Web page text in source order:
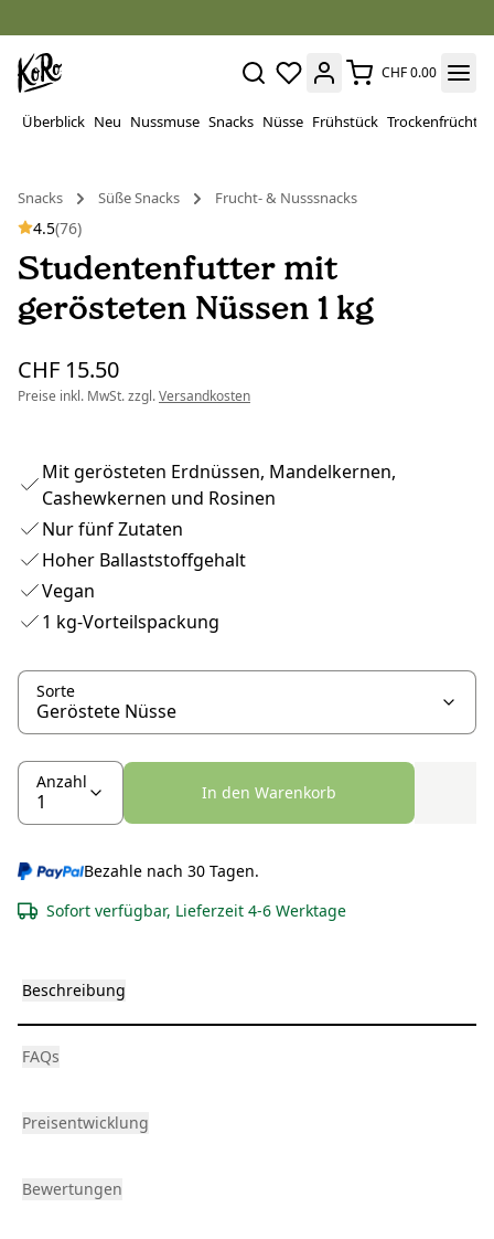
CHF 0.00
Überblick Neu Nussmuse Snacks Nüsse Frühstück Trockenfrüchte
Snacks
Süße Snacks Frucht- & Nusssnacks
4.5(76)
Studentenfutter mit
gerösteten Nüssen 1 kg
CHF 15.50
Preise inkl. MwSt. zzgl.Versandkosten
Mit gerösteten Erdnüssen, Mandelkernen,
Cashewkernen und Rosinen
Nur fünf Zutaten
Hoher Ballaststoffgehalt
Vegan
1 kg-Vorteilspackung
Sorte
Anzahl
In den Warenkorb
Bezahle nach 30 Tagen.
Sofort verfügbar, Lieferzeit 4-6 Werktage
Beschreibung
FAQs
Preisentwicklung
Bewertungen